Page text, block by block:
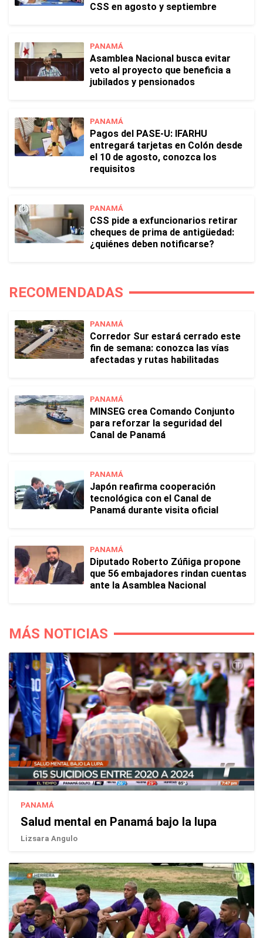
CSS en agosto y septiembre
PANAMÁ
Asamblea Nacional busca evitar
veto al proyecto que beneficia a
jubilados y pensionados
PANAMÁ
Pagos del PASE-U: IFARHU
entregará tarjetas en Colón desde
el 10 de agosto, conozca los
requisitos
PANAMÁ
CSS pide a exfuncionarios retirar
cheques de prima de antigüedad:
¿quiénes deben notificarse?
RECOMENDADAS
PANAMÁ
Corredor Sur estará cerrado este
fin de semana: conozca las vías
afectadas y rutas habilitadas
PANAMÁ
MINSEG crea Comando Conjunto
para reforzar la seguridad del
Canal de Panamá
PANAMÁ
Japón reafirma cooperación
tecnológica con el Canal de
Panamá durante visita oficial
PANAMÁ
Diputado Roberto Zúñiga propone
que 56 embajadores rindan cuentas
ante la Asamblea Nacional
MÁS NOTICIAS
PANAMÁ
Salud mental en Panamá bajo la lupa
Lizsara Angulo